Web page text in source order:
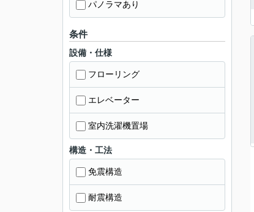
パノラマあり
条件
設備・仕様
フローリング
エレベーター
室内洗濯機置場
構造・工法
免震構造
耐震構造